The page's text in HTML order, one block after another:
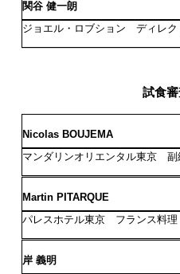
関谷 健一朗
ジョエル・ロブション ディレク
試食
Nicolas BOUJEMA
マンダリンオリエンタル東京 副
Martin PITARQUE
パレスホテル東京 フランス料理
岸 義明